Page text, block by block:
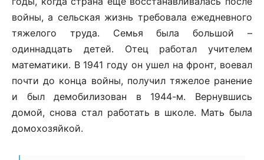
войны, а сельская жизнь требовала ежедневного
тяжелого труда. Семья была большой –
одиннадцать детей. Отец работал учителем
математики. В 1941 году он ушел на фронт, воевал
почти до конца войны, получил тяжелое ранение
и был демобилизован в 1944-м. Вернувшись
домой, снова стал работать в школе. Мать была
домохозяйкой.